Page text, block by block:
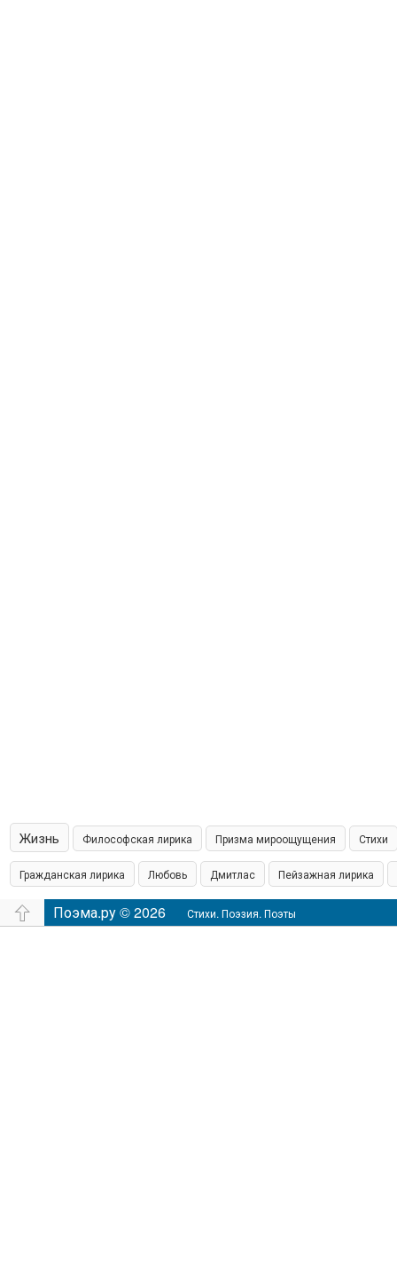
Жизнь Философская лирика Призма мироощущения Стихи
Гражданская лирика Любовь Дмитлас Пейзажная лирика
островская пишет Шамонин Сказки Юмор
Поэма.ру © 2026 Стихи. Поэзия. Поэты